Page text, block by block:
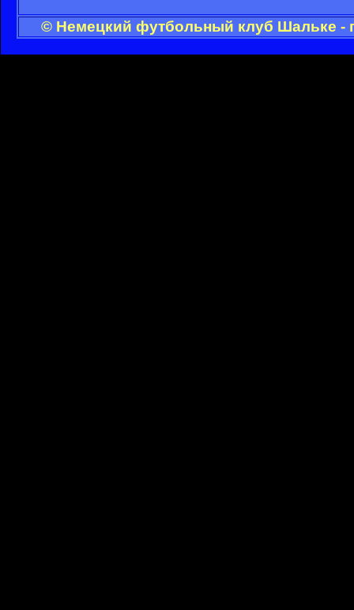
© Немецкий футбольный клуб Шальке -